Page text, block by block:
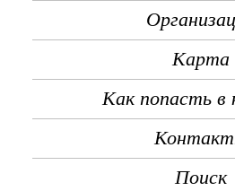
Карта
Как попасть в
Поиск